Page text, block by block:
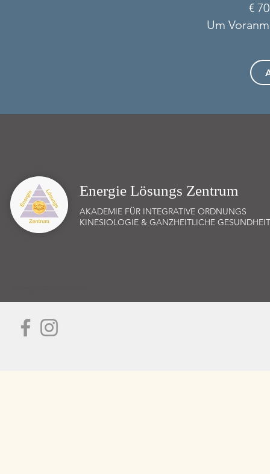
€
Um
Energie Lösungs Zentrum
AKADEMIE FÜR INTEGRATIVE ORDNUNGS
KINESIOLOGIE & GANZHEITLICHE GESUNDHEIT